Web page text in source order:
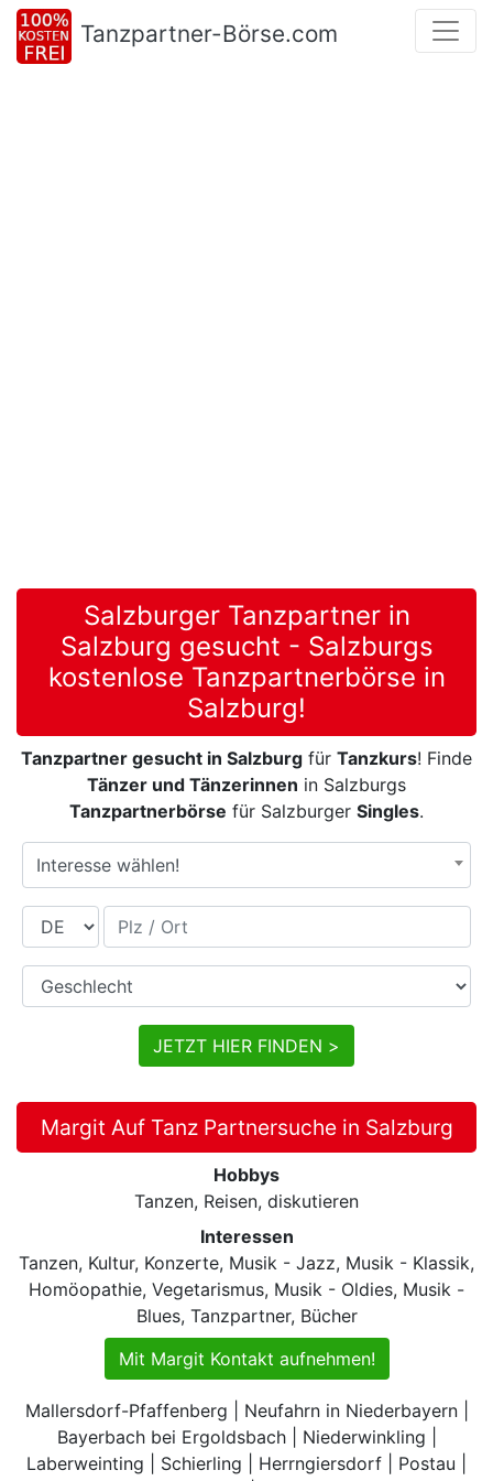
Tanzpartner-Börse.com
Salzburger Tanzpartner in
Salzburg gesucht - Salzburgs
kostenlose Tanzpartnerbörse in
Salzburg!
Tanzpartner gesucht in Salzburg für Tanzkurs! Finde
Tänzer und Tänzerinnen in Salzburgs
Tanzpartnerbörse für Salzburger Singles.
Interesse wählen!
Land Plz / Ort
Geschlecht
JETZT HIER FINDEN >
Margit Auf Tanz Partnersuche in Salzburg
Hobbys
Tanzen, Reisen, diskutieren
Interessen
Tanzen, Kultur, Konzerte, Musik - Jazz, Musik - Klassik,
Homöopathie, Vegetarismus, Musik - Oldies, Musik -
Blues, Tanzpartner, Bücher
Mit Margit Kontakt aufnehmen!
Mallersdorf-Pfaffenberg | Neufahrn in Niederbayern |
Bayerbach bei Ergoldsbach | Niederwinkling |
Laberweinting | Schierling | Herrngiersdorf | Postau |